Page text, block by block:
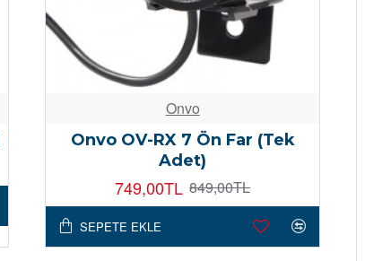
Onvo
Onvo OV-RX 7 Ön Far (Tek
Adet)
749,00TL 849,00TL
SEPETE EKLE